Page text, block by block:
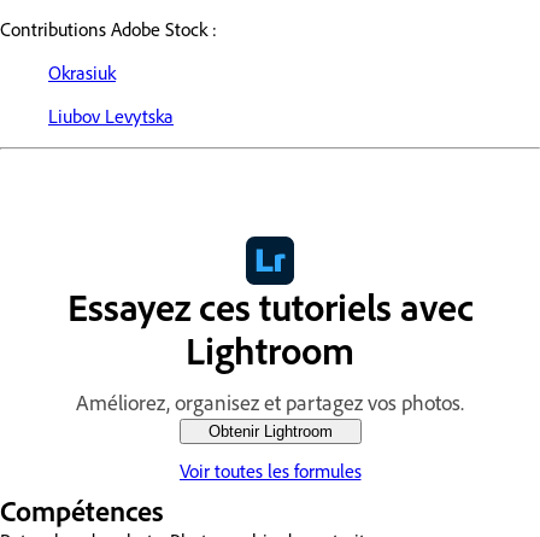
Contributions Adobe Stock :
Okrasiuk
Liubov Levytska
Essayez ces tutoriels avec
Lightroom
Améliorez, organisez et partagez vos photos.
Obtenir Lightroom
Voir toutes les formules
Compétences